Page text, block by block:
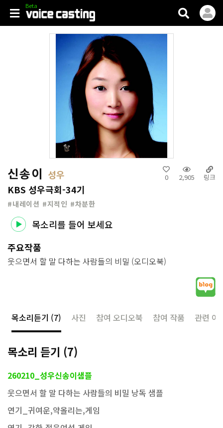
신송이 성우 0 2,905 링크
KBS 성우극회-34기
#내레이션 #지적인 #차분한
목소리를 들어 보세요
주요작품
웃으면서 할 말 다하는 사람들의 비밀 (오디오북)
목소리듣기 (7) 사진 참여 오디오북 참여 작품 관련 아
목소리 듣기 (7)
260210_성우신송이샘플
웃으면서 할 말 다하는 사람들의 비밀 낭독 샘플
연기_귀여운,약올리는,게임